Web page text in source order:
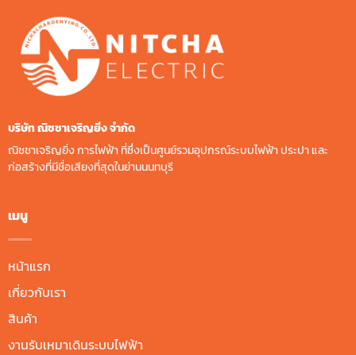
บริษัท ณิชชาเจริญยิ่ง จํากัด
ณิชชาเจริญยิ่ง การไฟฟ้า ที่ซึ่งเป็นศูนย์รวมอุปกรณ์ระบบไฟฟ้า ประปา และ
ก่อสร้างที่มีชื่อเสียงที่สุดในย่านนนทบุรี
เมนู
หน้าแรก
เกี่ยวกับเรา
สินค้า
งานรับเหมาเดินระบบไฟฟ้า